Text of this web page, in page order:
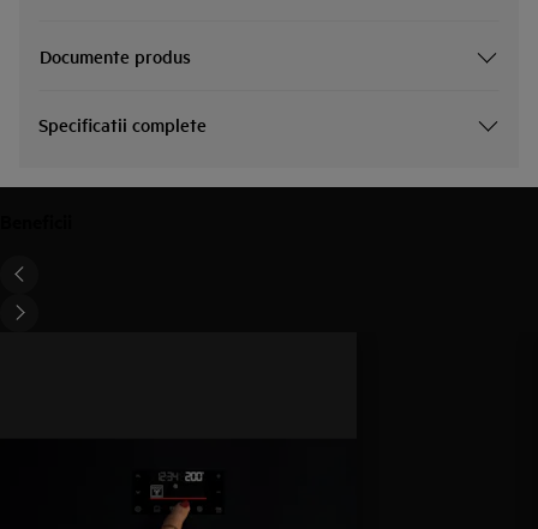
Documente produs
Specificatii complete